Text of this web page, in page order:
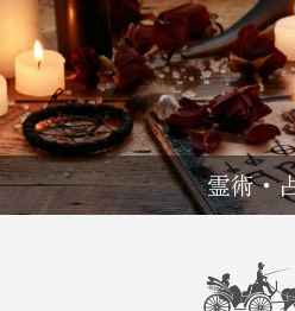
霊術・